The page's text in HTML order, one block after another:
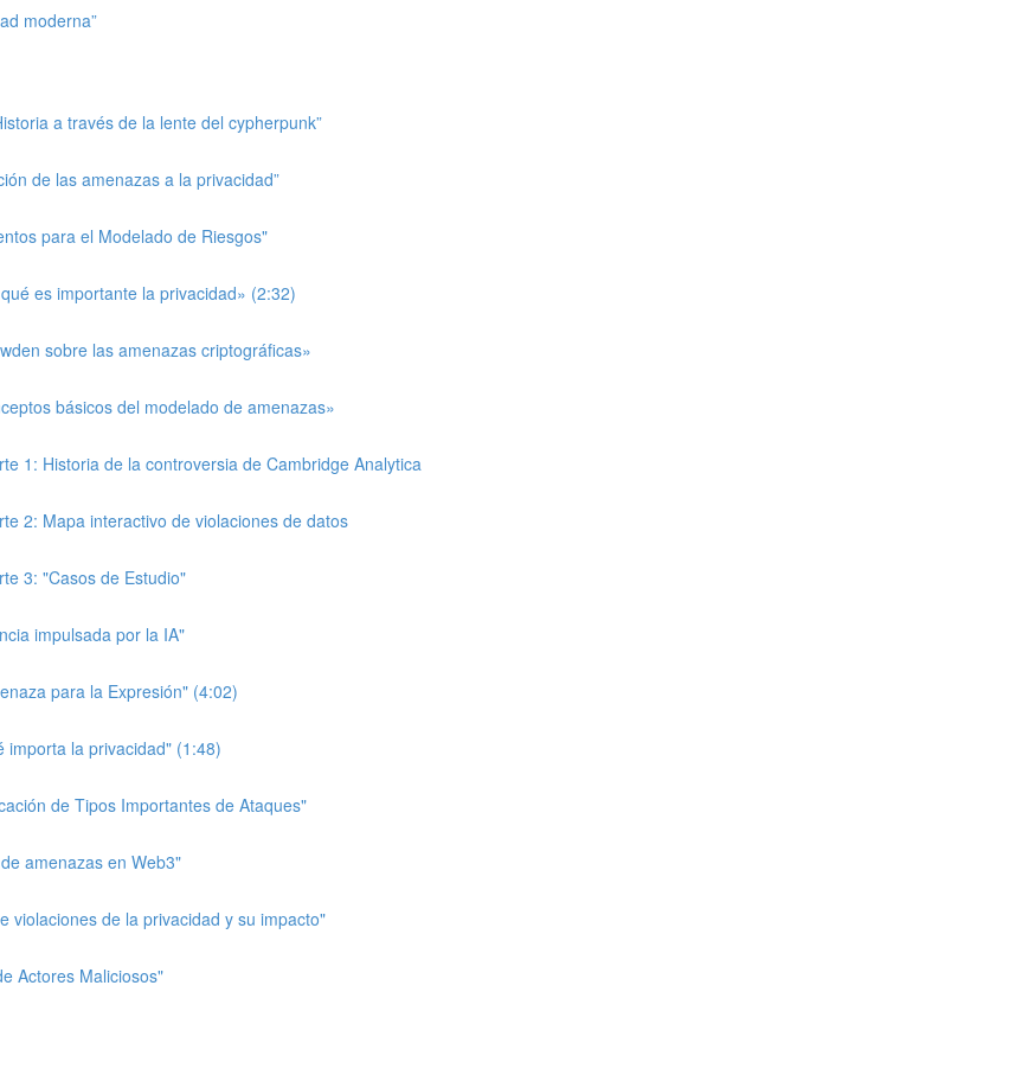
moderna”
a través de la lente del cypherpunk”
de las amenazas a la privacidad”
para el Modelado de Riesgos"
es importante la privacidad» (2:32)
sobre las amenazas criptográficas»
básicos del modelado de amenazas»
1: Historia de la controversia de Cambridge Analytica
2: Mapa interactivo de violaciones de datos
3: "Casos de Estudio"
impulsada por la IA"
para la Expresión" (4:02)
importa la privacidad" (1:48)
de Tipos Importantes de Ataques"
amenazas en Web3"
violaciones de la privacidad y su impacto"
Actores Maliciosos"